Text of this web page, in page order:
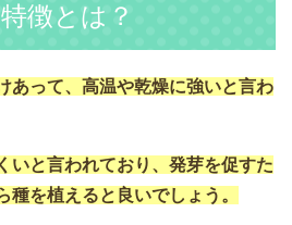
徴とは？
あって、高温や乾燥に強いと言わ
いと言われており、発芽を促すた
種を植えると良いでしょう。